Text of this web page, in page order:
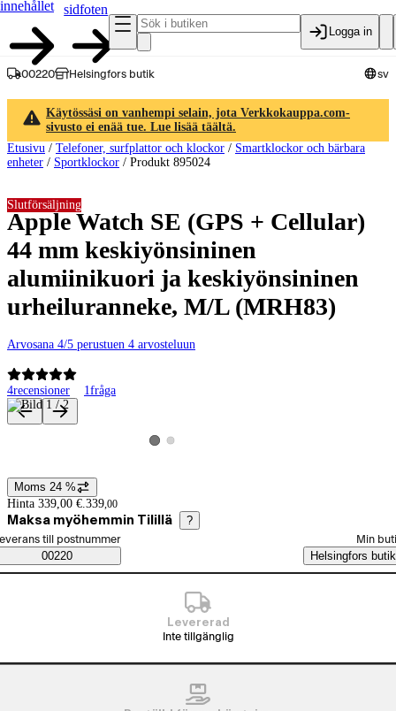
innehållet
sidfoten
Logga in
00220 Helsingfors butik sv
Käytössäsi on vanhempi selain, jota Verkkokauppa.com-
sivusto ei enää tue. Lue lisää täältä.
Etusivu / Telefoner, surfplattor och klockor / Smartklockor och bärbara
enheter / Sportklockor / Produkt 895024
Apple Watch SE (GPS + Cellular)
44 mm keskiyönsininen
alumiinikuori ja keskiyönsininen
urheiluranneke, M/L (MRH83)
Arvosana 4/5 perustuen 4 arvosteluun
4recensioner 1fråga
Slutförsäljning
Produktbilder och videor
Visa produktbild 1
Visa produktbild 2
Prisinformation
Moms 24 %
Hinta 339,00 €. 339,00
Maksa myöhemmin Tilillä ?
Saatavuustiedot
beställningssätt
till postnummer
00220
Min
Helsingfors butik
Levererad
Inte tillgänglig